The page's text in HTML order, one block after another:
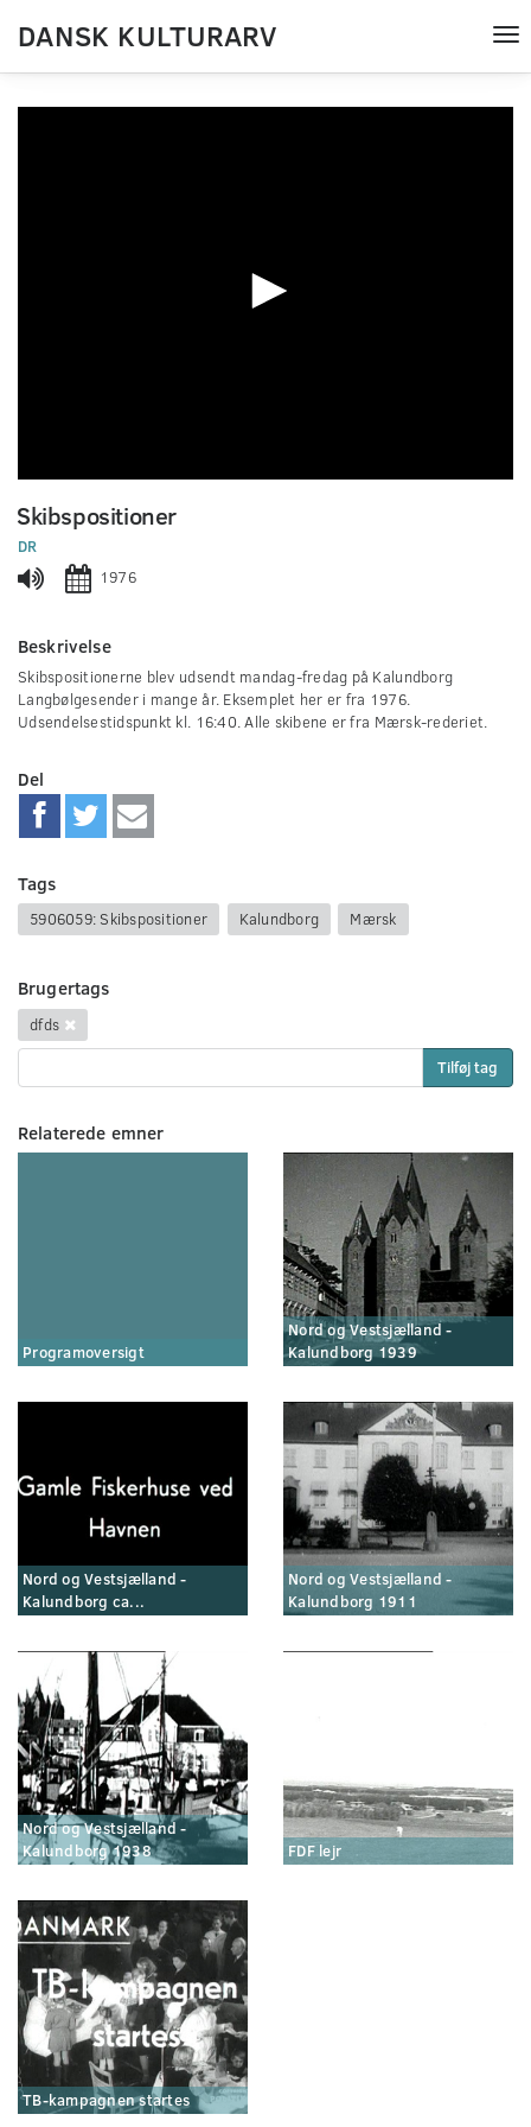
DANSK KULTURARV
seconds
of
0
seconds
Skibspositioner
DR
1976
Beskrivelse
Skibspositionerne blev udsendt mandag-fredag på Kalundborg
Langbølgesender i mange år. Eksemplet her er fra 1976.
Udsendelsestidspunkt kl. 16:40. Alle skibene er fra Mærsk-rederiet.
Del
Tags
5906059: Skibspositioner Kalundborg Mærsk
Brugertags
dfds
Tilføj tag
Relaterede emner
Programoversigt
Nord og Vestsjælland -
Kalundborg 1939
Nord og Vestsjælland -
Kalundborg ca...
Nord og Vestsjælland -
Kalundborg 1911
Nord og Vestsjælland -
Kalundborg 1938
FDF lejr
TB-kampagnen startes